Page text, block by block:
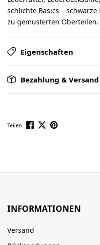
schlichte Basics –
zu gemusterten
Eigenschaften
Bezahlung & Versand
Teilen
INFORMATIONEN
Versand